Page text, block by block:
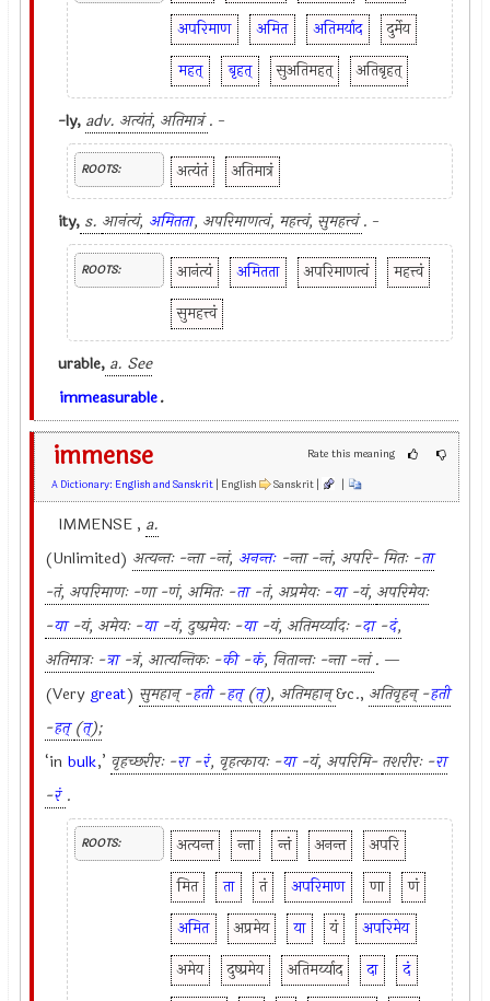
अपरिमाण
अमित अतिमर्याद
दुर्मेय
महत्
बृहत् सुअतिमहत् अतिबृहत्
-ly, adv. अत्यंतं, अतिमात्रं . -
ROOTS: अत्यंतं अतिमात्रं
ity, s. आनंत्यं, अमितता, अपरिमाणत्वं, महत्त्वं, सुमहत्त्वं . -
ROOTS: आनंत्यं अमितता अपरिमाणत्वं
महत्त्वं
सुमहत्त्वं
urable, a. See
immeasurable.
Rate this meaning
immense
A Dictionary: English and Sanskrit | English Sanskrit | |
IMMENSE , a.
(Unlimited) अत्यन्तः -न्ता -न्तं, अनन्तः -न्ता -न्तं, अपरि- मितः -ता
-तं, अपरिमाणः -णा -णं, अमितः -ता-तं, अप्रमेयः -या-यं, अपरिमेयः
-या-यं, अमेयः -या-यं, दुष्प्रमेयः -या-यं, अतिमर्य्यादः -दा -दं,
अतिमात्रः -त्रा-त्रं, आत्यन्तिकः -की-कं, नितान्तः -न्ता -न्तं . —
(Very great) सुमहान् -हती-हत्(त्), अतिमहान्&c., अतिवृहन् -हती
-हत् (त्);
‘in bulk,’ वृहच्छरीरः -रा-रं, वृहत्कायः -या-यं, अपरिमि- तशरीरः -रा
-रं .
ROOTS: अत्यन्त न्ता न्तं अनन्त
अपरि
मित
ता तं अपरिमाण णा
णं
अमित
अप्रमेय या यं
अपरिमेय
अमेय
दुष्प्रमेय अतिमर्य्याद दा
दं